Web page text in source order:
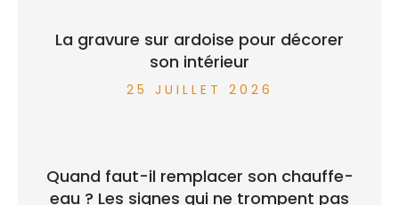
La gravure sur ardoise pour décorer
son intérieur
25 JUILLET 2026
Quand faut-il remplacer son chauffe-
eau ? Les signes qui ne trompent pas